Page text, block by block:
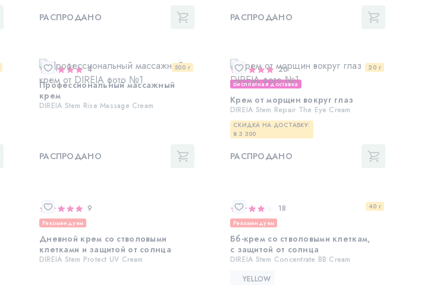
РАСПРОДАНО РАСПРОДАНО
500 г
4
Профессиональный массажный
крем
DIREIA Stem Rise Massage Cream
РАСПРОДАНО
20 г
20
Бесплатная доставка
Крем от морщин вокруг глаз
DIREIA Stem Repair The Eye Cream
СКИДКА НА ДОСТАВКУ:
¥ 3 300
РАСПРОДАНО
9
Рекомендуем
Дневной крем со стволовыми
клетками и защитой от солнца
DIREIA Stem Protect UV Cream
40 г
18
Рекомендуем
Бб-крем со стволовыми клеткам,
с защитой от солнца
DIREIA Stem Concentrate BB Cream
YELLOW